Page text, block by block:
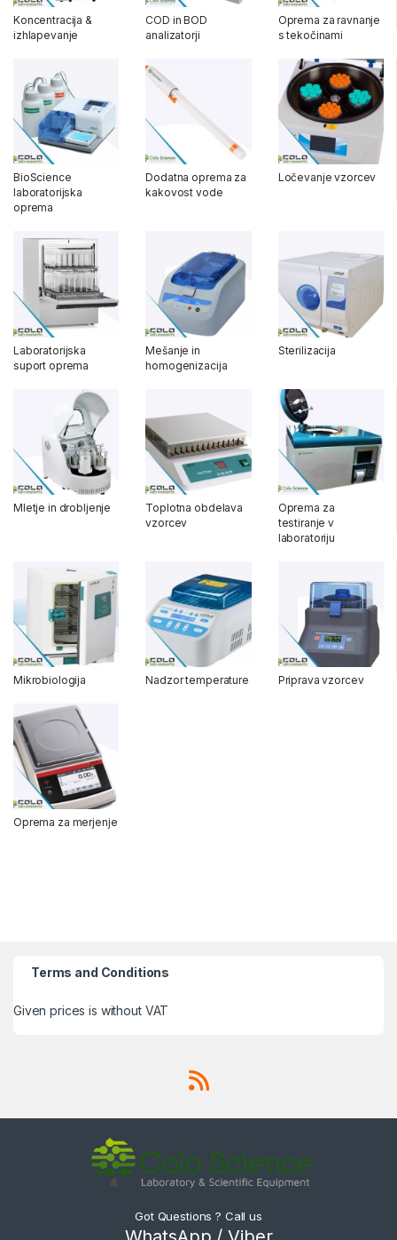
Koncentracija &
izhlapevanje
COD in BOD
analizatorji
Oprema za ravnanje
s tekočinami
BioScience
laboratorijska
oprema
Dodatna oprema za
kakovost vode
Ločevanje vzorcev
Laboratorijska
suport oprema
Mešanje in
homogenizacija
Sterilizacija
Mletje in drobljenje
Toplotna obdelava
vzorcev
Oprema za
testiranje v
laboratoriju
Mikrobiologija Nadzor temperature Priprava vzorcev
Oprema za merjenje
Terms and Conditions
Given prices is without VAT
Got Questions ? Call us